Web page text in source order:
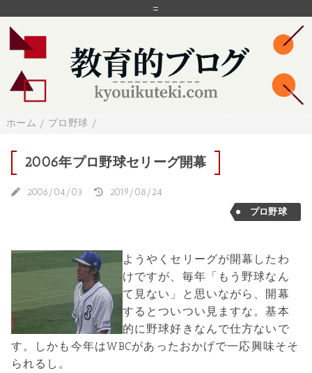
=
ホーム / プロ野球 /
2006年プロ野球セリーグ開幕
2006/04/03
2019/08/24
プロ野球
ようやくセリーグが開幕したわ
けですが、毎年「もう野球なん
て見ない」と思いながら、開幕
するとついつい見ますな。基本
的に野球好きなんで仕方ないで
す。しかも今年はWBCがあったおかげで一応興味そそ
られるし。